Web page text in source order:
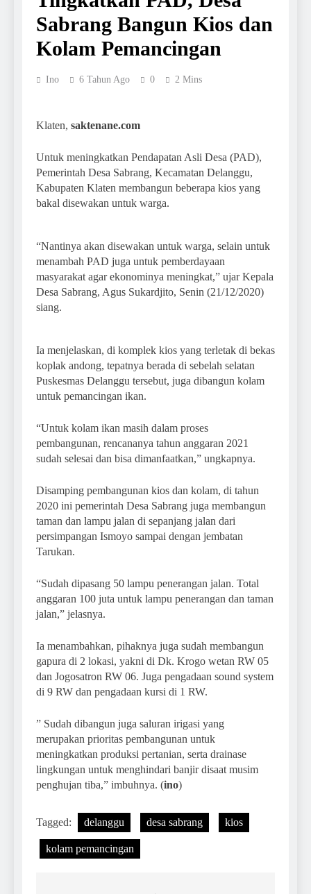
Sabrang Bangun Kios dan
Kolam Pemancingan
Ino 6 Tahun Ago 0 2 Mins
Klaten, saktenane.com
Untuk meningkatkan Pendapatan Asli Desa (PAD),
Pemerintah Desa Sabrang, Kecamatan Delanggu,
Kabupaten Klaten membangun beberapa kios yang
bakal disewakan untuk warga.
“Nantinya akan disewakan untuk warga, selain untuk
menambah PAD juga untuk pemberdayaan
masyarakat agar ekonominya meningkat,” ujar Kepala
Desa Sabrang, Agus Sukardjito, Senin (21/12/2020)
siang.
Ia menjelaskan, di komplek kios yang terletak di bekas
koplak andong, tepatnya berada di sebelah selatan
Puskesmas Delanggu tersebut, juga dibangun kolam
untuk pemancingan ikan.
“Untuk kolam ikan masih dalam proses
pembangunan, rencananya tahun anggaran 2021
sudah selesai dan bisa dimanfaatkan,” ungkapnya.
Disamping pembangunan kios dan kolam, di tahun
2020 ini pemerintah Desa Sabrang juga membangun
taman dan lampu jalan di sepanjang jalan dari
persimpangan Ismoyo sampai dengan jembatan
Tarukan.
“Sudah dipasang 50 lampu penerangan jalan. Total
anggaran 100 juta untuk lampu penerangan dan taman
jalan,” jelasnya.
Ia menambahkan, pihaknya juga sudah membangun
gapura di 2 lokasi, yakni di Dk. Krogo wetan RW 05
dan Jogosatron RW 06. Juga pengadaan sound system
di 9 RW dan pengadaan kursi di 1 RW.
” Sudah dibangun juga saluran irigasi yang
merupakan prioritas pembangunan untuk
meningkatkan produksi pertanian, serta drainase
lingkungan untuk menghindari banjir disaat musim
penghujan tiba,” imbuhnya. (ino)
Tagged: delanggu desa sabrang kios
kolam pemancingan